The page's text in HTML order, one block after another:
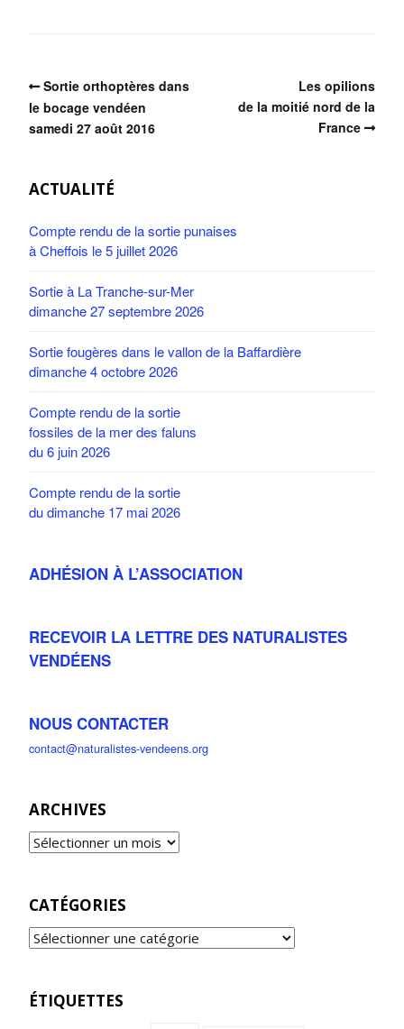
Sortie orthoptères dans
le bocage vendéen
samedi 27 août 2016
Les opilions
de la moitié nord de la
France
ACTUALITÉ
Compte rendu de la sortie punaises
à Cheffois le 5 juillet 2026
Sortie à La Tranche-sur-Mer
dimanche 27 septembre 2026
Sortie fougères dans le vallon de la Baffardière
dimanche 4 octobre 2026
Compte rendu de la sortie
fossiles de la mer des faluns
du 6 juin 2026
Compte rendu de la sortie
du dimanche 17 mai 2026
ADHÉSION À L’ASSOCIATION
RECEVOIR LA LETTRE DES NATURALISTES
VENDÉENS
NOUS CONTACTER
contact@naturalistes-vendeens.org
ARCHIVES
CATÉGORIES
ÉTIQUETTES